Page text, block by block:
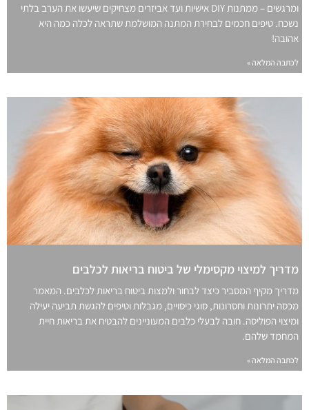
ומרגשים – ממתנות DIY אישיות ועד אביזרים מצחיקים שיעשו את הערב בלתי
נשכח. טיפים חכמים לבחירת המתנה המושלמת שתראה לכלה כמה היא
אהובה!
לכתבה המלאה »
מדריך למיצוי מקסימלי של ביטוח בריאות לכלבים
מדריך מקיף המסביר כיצד לבחור ולמצות ביטוח בריאות לכלבים. המאמר
מכסה יתרונות וחסרונות, סוגי כיסויים, מגבלות וטיפים להגשת תביעה יעילה
ומיצוי הפוליסה. חובה לבעלי כלבים המעוניינים להבטיח את בריאות חיית
המחמד שלהם.
לכתבה המלאה »